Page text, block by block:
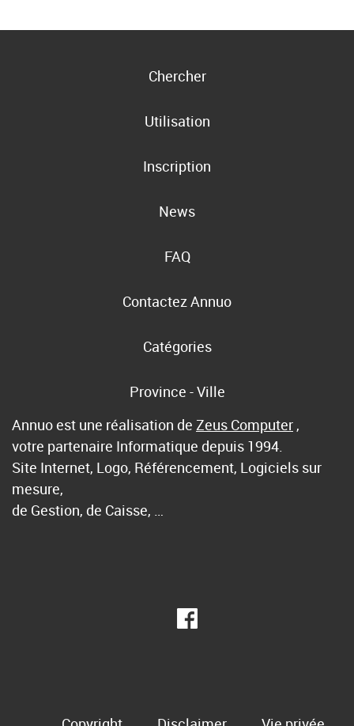
Chercher
Utilisation
Inscription
News
FAQ
Contactez Annuo
Catégories
Province - Ville
Annuo est une réalisation de Zeus Computer ,
votre partenaire Informatique depuis 1994.
Site Internet, Logo, Référencement, Logiciels sur
mesure,
de Gestion, de Caisse, …